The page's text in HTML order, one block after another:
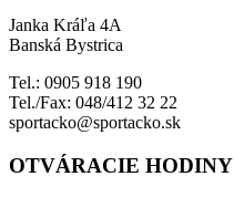
Janka Kráľa 4A
Banská Bystrica
Tel.: 0905 918 190
Tel./Fax: 048/412 32 22
sportacko@sportacko.sk
OTVÁRACIE HODINY